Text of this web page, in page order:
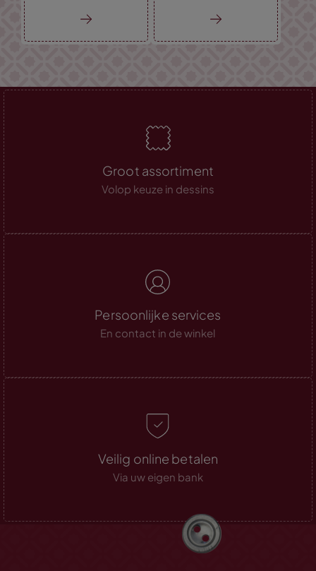
Groot assortiment
Volop keuze in dessins
Persoonlijke services
En contact in de winkel
Veilig online betalen
Via uw eigen bank